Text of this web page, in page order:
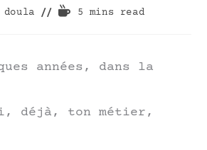
5 mins read
années, dans la
déjà, ton métier,